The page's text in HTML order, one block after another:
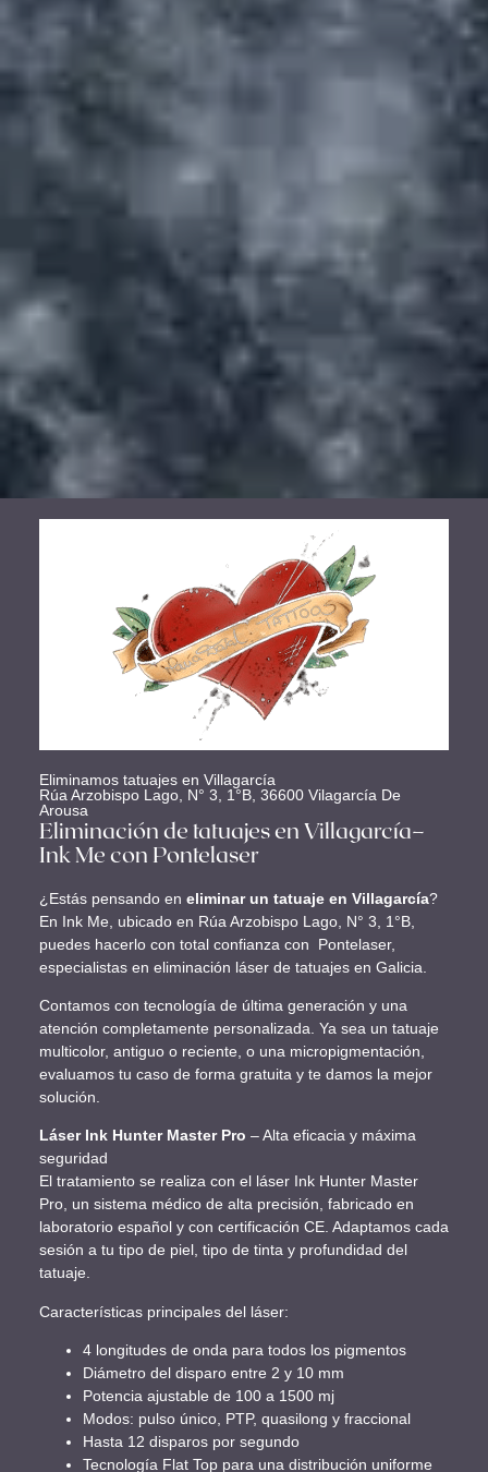
Eliminamos tatuajes en Villagarcía
Rúa Arzobispo Lago, N° 3, 1°B, 36600 Vilagarcía De
Arousa
Eliminación de tatuajes en Villagarcía–
Ink Me con Pontelaser
¿Estás pensando en eliminar un tatuaje en Villagarcía?
En Ink Me, ubicado en Rúa Arzobispo Lago, N° 3, 1°B,
puedes hacerlo con total confianza con Pontelaser,
especialistas en eliminación láser de tatuajes en Galicia.
Contamos con tecnología de última generación y una
atención completamente personalizada. Ya sea un tatuaje
multicolor, antiguo o reciente, o una micropigmentación,
evaluamos tu caso de forma gratuita y te damos la mejor
solución.
Láser Ink Hunter Master Pro – Alta eficacia y máxima
seguridad
El tratamiento se realiza con el láser Ink Hunter Master
Pro, un sistema médico de alta precisión, fabricado en
laboratorio español y con certificación CE. Adaptamos cada
sesión a tu tipo de piel, tipo de tinta y profundidad del
tatuaje.
Características principales del láser:
4 longitudes de onda para todos los pigmentos
Diámetro del disparo entre 2 y 10 mm
Potencia ajustable de 100 a 1500 mj
Modos: pulso único, PTP, quasilong y fraccional
Hasta 12 disparos por segundo
Tecnología Flat Top para una distribución uniforme